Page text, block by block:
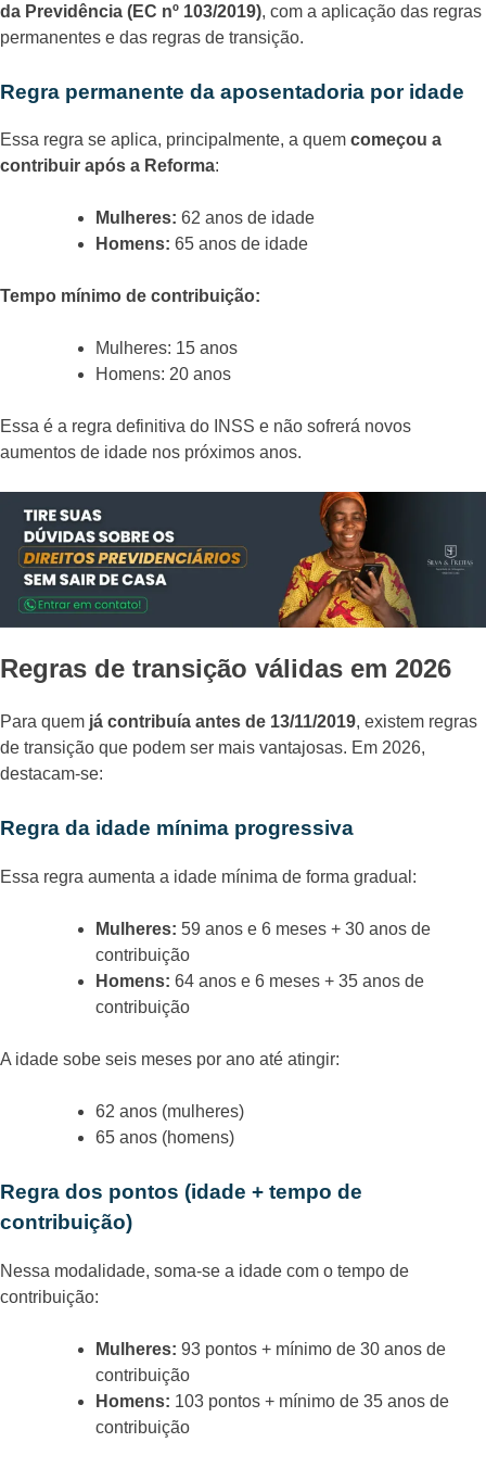
da Previdência (EC nº 103/2019), com a aplicação das regras
permanentes e das regras de transição.
Regra permanente da aposentadoria por idade
Essa regra se aplica, principalmente, a quem começou a
contribuir após a Reforma:
Mulheres: 62 anos de idade
Homens: 65 anos de idade
Tempo mínimo de contribuição:
Mulheres: 15 anos
Homens: 20 anos
Essa é a regra definitiva do INSS e não sofrerá novos
aumentos de idade nos próximos anos.
Regras de transição válidas em 2026
Para quem já contribuía antes de 13/11/2019, existem regras
de transição que podem ser mais vantajosas. Em 2026,
destacam-se:
Regra da idade mínima progressiva
Essa regra aumenta a idade mínima de forma gradual:
Mulheres: 59 anos e 6 meses + 30 anos de
contribuição
Homens: 64 anos e 6 meses + 35 anos de
contribuição
A idade sobe seis meses por ano até atingir:
62 anos (mulheres)
65 anos (homens)
Regra dos pontos (idade + tempo de
contribuição)
Nessa modalidade, soma-se a idade com o tempo de
contribuição:
Mulheres: 93 pontos + mínimo de 30 anos de
contribuição
Homens: 103 pontos + mínimo de 35 anos de
contribuição